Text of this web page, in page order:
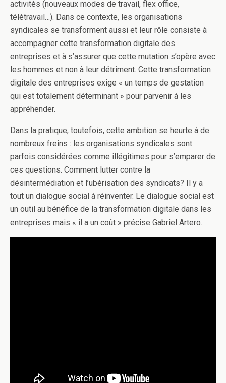
activités (nouveaux modes de travail, flex office,
télétravail…). Dans ce contexte, les organisations
syndicales se transforment aussi et leur rôle consiste à
accompagner cette transformation digitale des
entreprises et à s’assurer que cette mutation s’opère avec
les hommes et non à leur détriment. Cette transformation
digitale des entreprises exige « un temps de gestation
qui est totalement déterminant » pour parvenir à les
appréhender.
Dans la pratique, toutefois, cette ambition se heurte à de
nombreux freins : les organisations syndicales sont
parfois considérées comme illégitimes pour s’emparer de
ces questions. Comment lutter contre la
désintermédiation et l’ubérisation des syndicats? Il y a
tout un dialogue social à réinventer. Le dialogue social est
un outil au bénéfice de la transformation digitale dans les
entreprises mais « il a un coût » précise Gabriel Artero.